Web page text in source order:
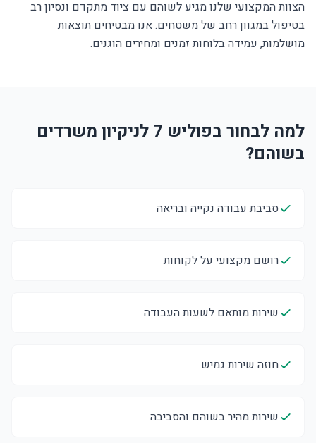
הצוות המקצועי שלנו מגיע לשוהם עם ציוד מתקדם ונסיון רב
בטיפול במגוון רחב של משטחים. אנו מבטיחים תוצאות
מושלמות, עמידה בלוחות זמנים ומחירים הוגנים.
למה לבחור בפוליש 7 לניקיון משרדים
בשוהם?
סביבת עבודה נקייה ובריאה
רושם מקצועי על לקוחות
שירות מותאם לשעות העבודה
חוזה שירות גמיש
שירות מהיר בשוהם והסביבה